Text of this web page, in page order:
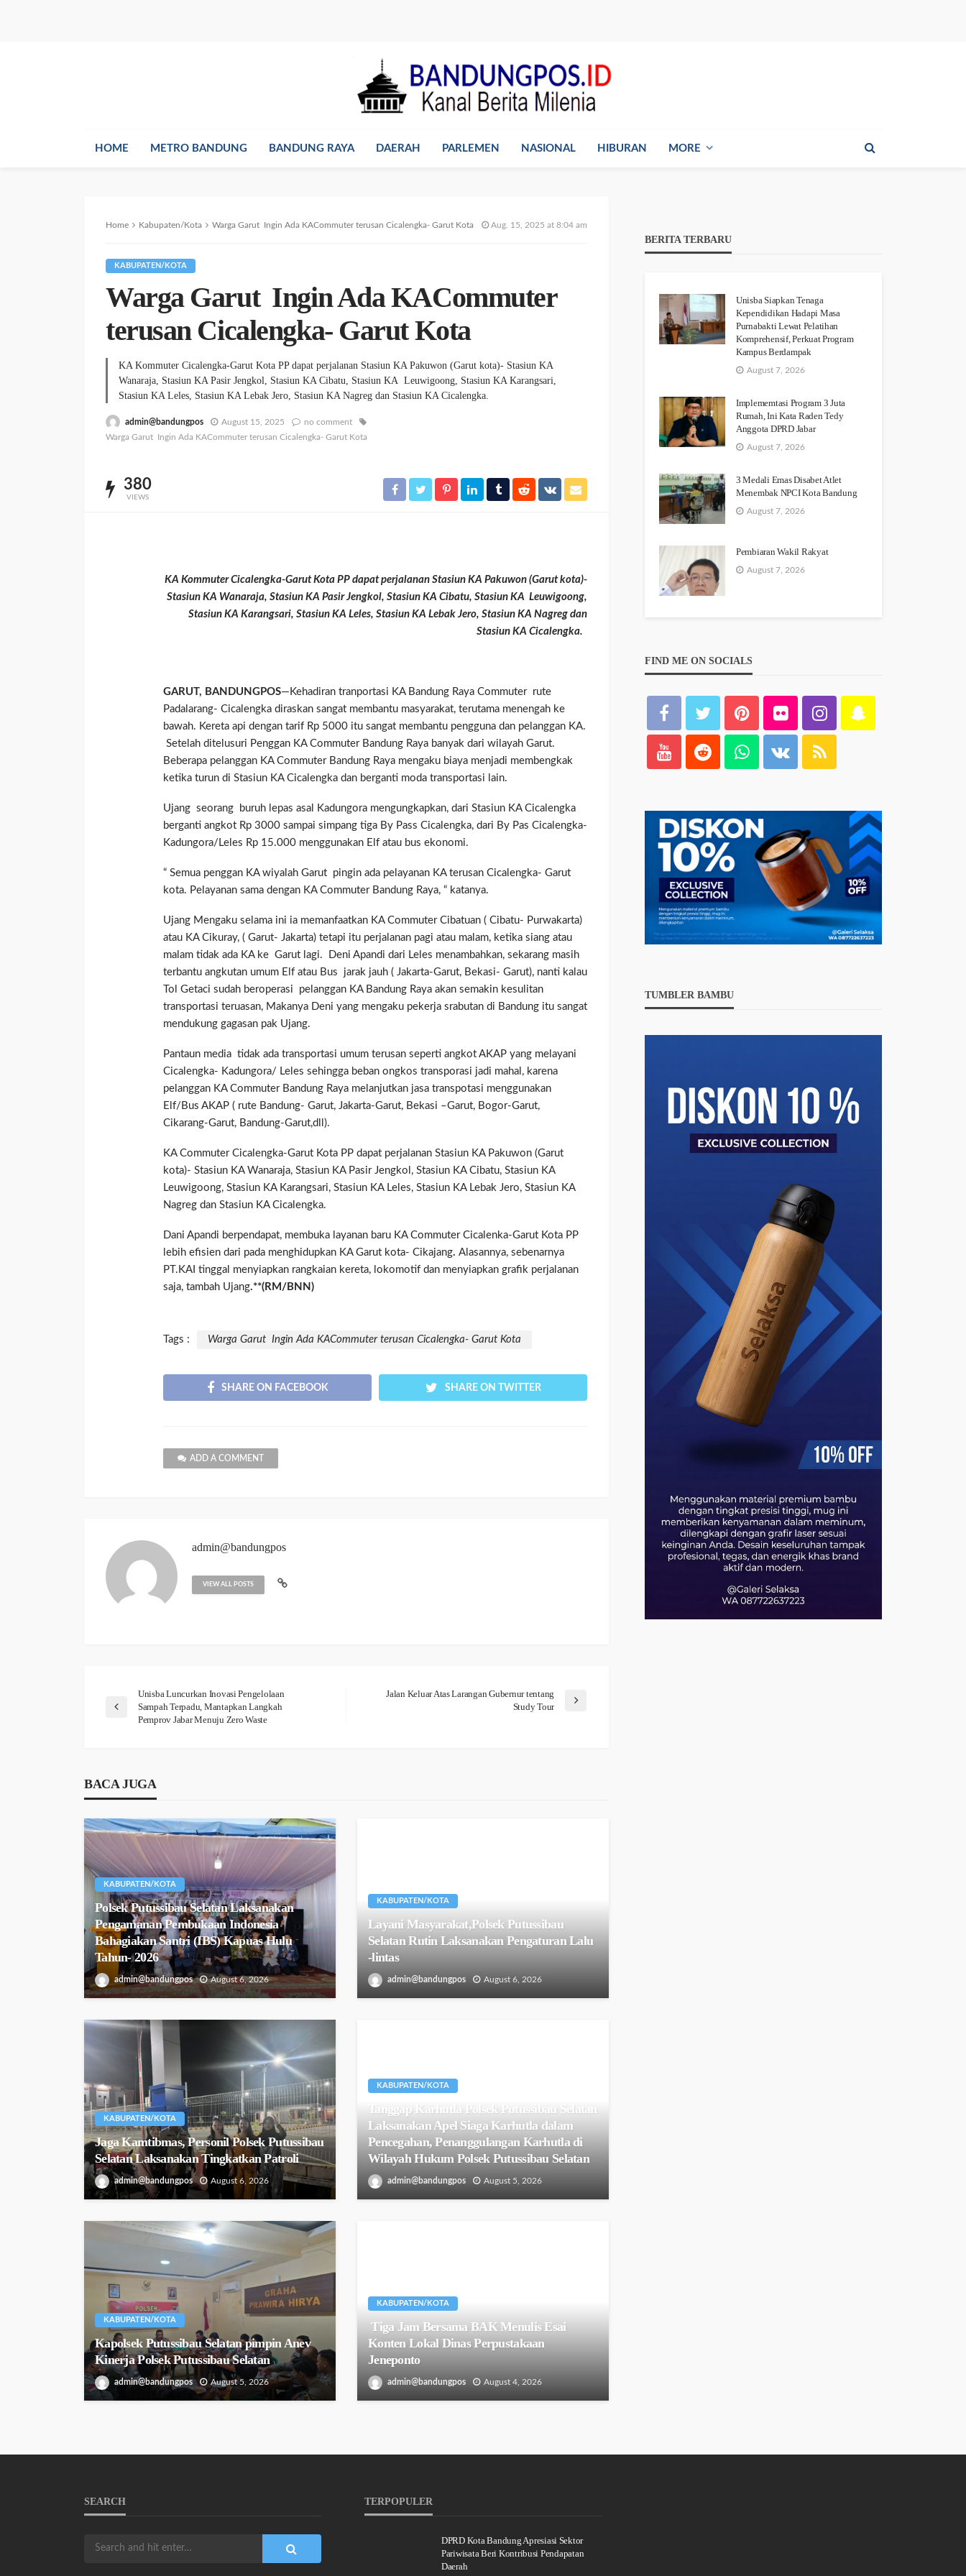
HOME METRO BANDUNG BANDUNG RAYA DAERAH PARLEMEN NASIONAL HIBURAN MORE
Home Kabupaten/Kota Warga Garut Ingin Ada KACommuter terusan Cicalengka- Garut Kota Aug. 15, 2025 at 8:04 am
KABUPATEN/KOTA
Warga Garut Ingin Ada KACommuter
terusan Cicalengka- Garut Kota
KA Kommuter Cicalengka-Garut Kota PP dapat perjalanan Stasiun KA Pakuwon (Garut kota)- Stasiun KA
Wanaraja, Stasiun KA Pasir Jengkol, Stasiun KA Cibatu, Stasiun KA Leuwigoong, Stasiun KA Karangsari,
Stasiun KA Leles, Stasiun KA Lebak Jero, Stasiun KA Nagreg dan Stasiun KA Cicalengka.
admin@bandungpos August 15, 2025
no comment
Warga Garut Ingin Ada KACommuter terusan Cicalengka- Garut Kota
380
VIEWS
KA Kommuter Cicalengka-Garut Kota PP dapat perjalanan Stasiun KA Pakuwon (Garut kota)-
Stasiun KA Wanaraja, Stasiun KA Pasir Jengkol, Stasiun KA Cibatu, Stasiun KA Leuwigoong,
Stasiun KA Karangsari, Stasiun KA Leles, Stasiun KA Lebak Jero, Stasiun KA Nagreg dan
Stasiun KA Cicalengka.
GARUT, BANDUNGPOS—Kehadiran tranportasi KA Bandung Raya Commuter rute
Padalarang- Cicalengka diraskan sangat membantu masyarakat, terutama menengah ke
bawah. Kereta api dengan tarif Rp 5000 itu sangat membantu pengguna dan pelanggan KA.
Setelah ditelusuri Penggan KA Commuter Bandung Raya banyak dari wilayah Garut.
Beberapa pelanggan KA Commuter Bandung Raya mengaku biaya menjadi membengkak
ketika turun di Stasiun KA Cicalengka dan berganti moda transportasi lain.
Ujang seorang buruh lepas asal Kadungora mengungkapkan, dari Stasiun KA Cicalengka
berganti angkot Rp 3000 sampai simpang tiga By Pass Cicalengka, dari By Pas Cicalengka-
Kadungora/Leles Rp 15.000 menggunakan Elf atau bus ekonomi.
“ Semua penggan KA wiyalah Garut pingin ada pelayanan KA terusan Cicalengka- Garut
kota. Pelayanan sama dengan KA Commuter Bandung Raya, “ katanya.
Ujang Mengaku selama ini ia memanfaatkan KA Commuter Cibatuan ( Cibatu- Purwakarta)
atau KA Cikuray, ( Garut- Jakarta) tetapi itu perjalanan pagi atau malam, ketika siang atau
malam tidak ada KA ke Garut lagi. Deni Apandi dari Leles menambahkan, sekarang masih
terbantu angkutan umum Elf atau Bus jarak jauh ( Jakarta-Garut, Bekasi- Garut), nanti kalau
Tol Getaci sudah beroperasi pelanggan KA Bandung Raya akan semakin kesulitan
transportasi teruasan, Makanya Deni yang mengaku pekerja srabutan di Bandung itu sangat
mendukung gagasan pak Ujang.
Pantaun media tidak ada transportasi umum terusan seperti angkot AKAP yang melayani
Cicalengka- Kadungora/ Leles sehingga beban ongkos transporasi jadi mahal, karena
pelanggan KA Commuter Bandung Raya melanjutkan jasa transpotasi menggunakan
Elf/Bus AKAP ( rute Bandung- Garut, Jakarta-Garut, Bekasi –Garut, Bogor-Garut,
Cikarang-Garut, Bandung-Garut,dll).
KA Commuter Cicalengka-Garut Kota PP dapat perjalanan Stasiun KA Pakuwon (Garut
kota)- Stasiun KA Wanaraja, Stasiun KA Pasir Jengkol, Stasiun KA Cibatu, Stasiun KA
Leuwigoong, Stasiun KA Karangsari, Stasiun KA Leles, Stasiun KA Lebak Jero, Stasiun KA
Nagreg dan Stasiun KA Cicalengka.
Dani Apandi berpendapat, membuka layanan baru KA Commuter Cicalenka-Garut Kota PP
lebih efisien dari pada menghidupkan KA Garut kota- Cikajang. Alasannya, sebenarnya
PT.KAI tinggal menyiapkan rangkaian kereta, lokomotif dan menyiapkan grafik perjalanan
saja, tambah Ujang.**(RM/BNN)
Tags : Warga Garut Ingin Ada KACommuter terusan Cicalengka- Garut Kota
SHARE ON FACEBOOK SHARE ON TWITTER
ADD A COMMENT
admin@bandungpos
VIEW ALL POSTS
Unisba Luncurkan Inovasi Pengelolaan
Sampah Terpadu, Mantapkan Langkah
Pemprov Jabar Menuju Zero Waste
Jalan Keluar Atas Larangan Gubernur tentang
Study Tour
BACA JUGA
KABUPATEN/KOTA
Polsek Putussibau Selatan Laksanakan
Pengamanan Pembukaan Indonesia
Bahagiakan Santri (IBS) Kapuas Hulu
Tahun- 2026
admin@bandungpos August 6, 2026
KABUPATEN/KOTA
Layani Masyarakat,Polsek Putussibau
Selatan Rutin Laksanakan Pengaturan Lalu
-lintas
admin@bandungpos August 6, 2026
KABUPATEN/KOTA
Jaga Kamtibmas, Personil Polsek Putussibau
Selatan Laksanakan Tingkatkan Patroli
admin@bandungpos August 6, 2026
KABUPATEN/KOTA
Tanggap Karhutla Polsek Putussibau Selatan
Laksanakan Apel Siaga Karhutla dalam
Pencegahan, Penanggulangan Karhutla di
Wilayah Hukum Polsek Putussibau Selatan
admin@bandungpos August 5, 2026
KABUPATEN/KOTA
Kapolsek Putussibau Selatan pimpin Anev
Kinerja Polsek Putussibau Selatan
admin@bandungpos August 5, 2026
KABUPATEN/KOTA
Tiga Jam Bersama BAK Menulis Esai
Konten Lokal Dinas Perpustakaan
Jeneponto
admin@bandungpos August 4, 2026
BERITA TERBARU
Unisba Siapkan Tenaga
Kependidikan Hadapi Masa
Purnabakti Lewat Pelatihan
Komprehensif, Perkuat Program
Kampus Berdampak
August 7, 2026
Implememtasi Program 3 Juta
Rumah, Ini Kata Raden Tedy
Anggota DPRD Jabar
August 7, 2026
3 Medali Emas Disabet Atlet
Menembak NPCI Kota Bandung
August 7, 2026
Pembiaran Wakil Rakyat
August 7, 2026
FIND ME ON SOCIALS
TUMBLER BAMBU
SEARCH TERPOPULER
DPRD Kota Bandung Apresiasi Sektor
Pariwisata Beri Kontribusi Pendapatan
Daerah